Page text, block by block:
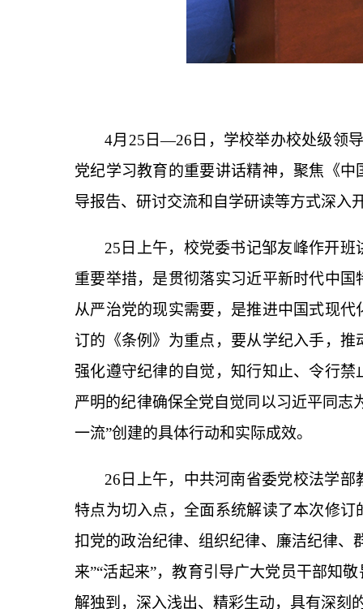
4月 25 日—26 日，学校举办校处级领
党纪学习教育的重要讲话精神，聚焦《
导报告、研讨交流和自学研读等方式深入
25 日上午，校党委书记邹友峰作开
重要举措，是贯彻落实习近平新时代中
从严治党的现实需要，是推进中国式现
订的《条例》为重点，要从学纪入手，
强化遵守纪律的自觉，知行知止、令行
严明的纪律确保全党自觉同以习近平同
一流”创建的具体行动和实际成效。
26 日上午，中共河南省委党校法学
特点为切入点，全面系统解读了本次修
扣党的政治纪律、组织纪律、廉洁纪律
来”“活起来”，教育引导广大党员干部知
解独到，深入浅出、精彩生动，具有深刻